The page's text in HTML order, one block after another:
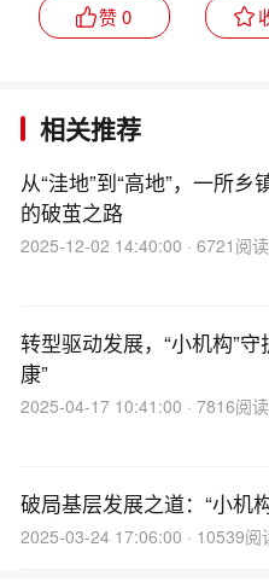
赞 0
相关推荐
从“洼地”到“高地”，一所乡
的破茧之路
2025-12-02 14:40:00 · 6721阅读
转型驱动发展，“小机构”守
康”
2025-04-17 10:41:00 · 7816阅读
破局基层发展之道：“小机
2025-03-24 17:06:00 · 10539阅